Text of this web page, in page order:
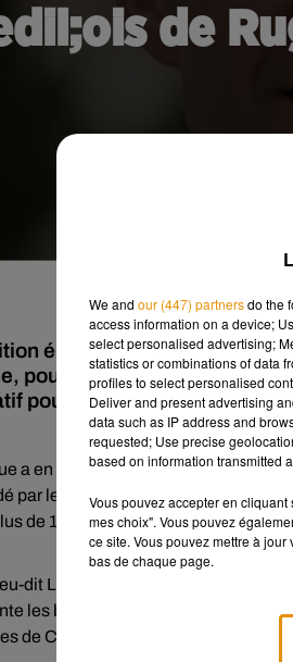
de
écologique et solidaire,
pour inaugurer la première
pour la croissance verte ».
a en effet fait l’objet d’un
par le
Ministère de la transition
de 150 000 euros de
dit Les Quinchamps sur la
les besoins en électricité de près
de CO2 par an.
We and our (447) partnersdo the
access information on a device;
select personalised advertising;
statistics or combinations of data
profiles to select personalised
Deliver and present advertising
data such as IP address and
requested; Use precise
based on information transmitted
Vous pouvez accepter en
mes choix". Vous pouvez
ce site. Vous pouvez mettre à
bas de chaque page.